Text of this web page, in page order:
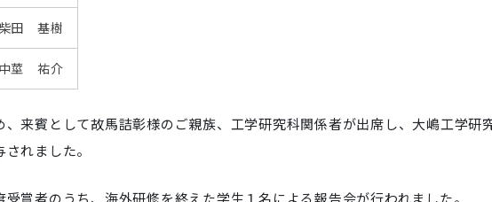
柴田 基樹
中莖 祐介
来賓として故馬詰彰様のご親族、工学研究科関係者が出席し、大嶋工学研
れました。
賞者のうち、海外研修を終えた学生１名による報告会が行われました。